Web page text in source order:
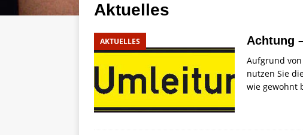
Aktuelles
AKTUELLES Achtung
Aufgrund
nutzen Sie
wie gewohnt